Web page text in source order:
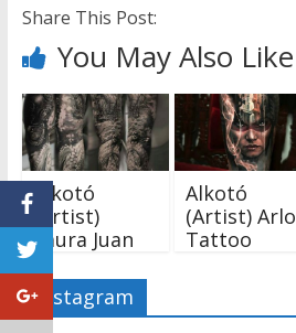
Share This Post:
You May Also Like
Alkotó
(Artist)
Laura Juan
Alkotó
(Artist) Arlo
Tattoo
Instagram